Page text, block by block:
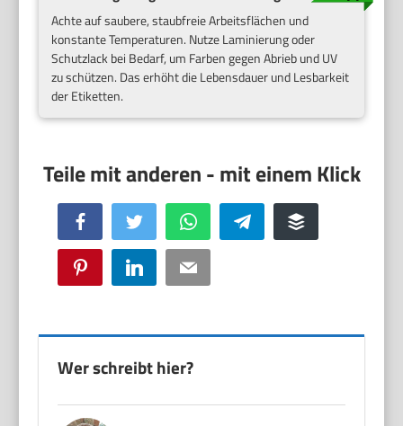
Achte auf saubere, staubfreie Arbeitsflächen und
konstante Temperaturen. Nutze Laminierung oder
Schutzlack bei Bedarf, um Farben gegen Abrieb und UV
zu schützen. Das erhöht die Lebensdauer und Lesbarkeit
der Etiketten.
Facebook Twitter WhatsApp Telegram Buffer
Pinterest LinkedIn Email
Wer schreibt hier?